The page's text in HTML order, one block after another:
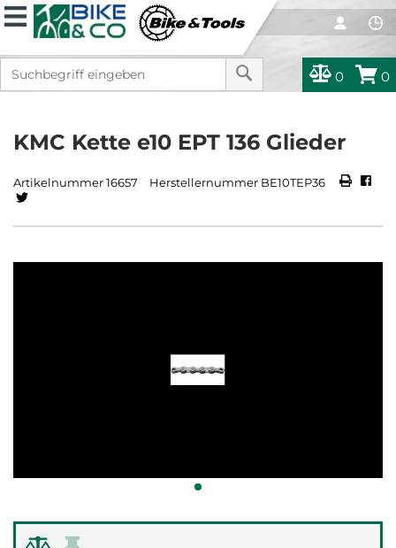
0 0
KMC Kette e10 EPT 136 Glieder
Artikelnummer 16657 Herstellernummer BE10TEP36